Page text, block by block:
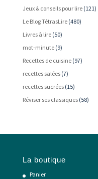
Jeux & conseils pour lire(121)
Le Blog TétrasLire(480)
Livres à lire(50)
mot-minute(9)
Recettes de cuisine(97)
recettes salées(7)
recettes sucrées(15)
Réviser ses classiques(58)
La boutique
Panier